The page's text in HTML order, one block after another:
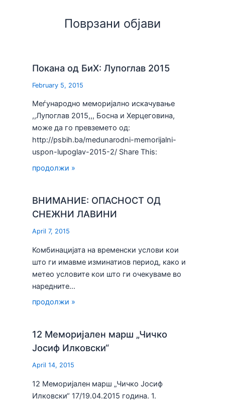
Поврзани објави
Покана од БиХ: Лупоглав 2015
February 5, 2015
Меѓународно меморијално искачување
,,Лупоглав 2015,,, Босна и Херцеговина,
може да го превземето од:
http://psbih.ba/medunarodni-memorijalni-
uspon-lupoglav-2015-2/ Share This:
продолжи »
ВНИМАНИЕ: ОПАСНОСТ ОД
СНЕЖНИ ЛАВИНИ
April 7, 2015
Комбинацијата на временски услови кои
што ги имавме изминатиов период, како и
метео условите кои што ги очекуваме во
наредните…
продолжи »
12 Меморијален марш „Чичко
Јосиф Илковски“
April 14, 2015
12 Меморијален марш „Чичко Јосиф
Илковски“ 17/19.04.2015 година. 1.